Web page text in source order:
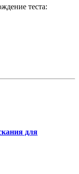
теста:
для